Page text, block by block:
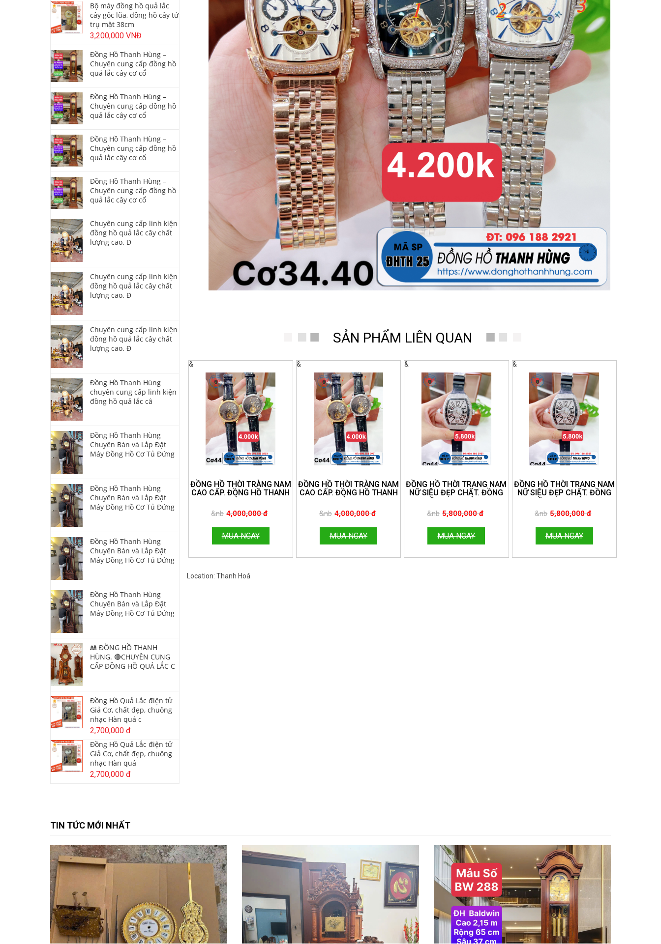
SẢN PHẨM LIÊN QUAN
&
ĐỒNG HỒ THỜI TRÀNG NAM
CAO CẤP. ĐỒNG HỒ THANH
&nb 4,000,000 đ
MUA NGAY
&
ĐỒNG HỒ THỜI TRÀNG NAM
CAO CẤP. ĐỒNG HỒ THANH
&nb 4,000,000 đ
MUA NGAY
&
ĐỒNG HỒ THỜI TRANG NAM
NỮ SIÊU ĐẸP CHẤT. ĐỒNG
HOTLINE:096.188.2921
&nb 5,800,000 đ
MUA NGAY
&
ĐỒNG HỒ THỜI TRANG NAM
NỮ SIÊU ĐẸP CHẤT. ĐỒNG
HOTLINE:096.188.2921
&nb 5,800,000 đ
MUA NGAY
Location: Thanh Hoá
Bộ máy đồng hồ quả lắc
cây gốc lũa, đồng hồ cây tứ
trụ mặt 38cm
3,200,000 VNĐ
Đồng Hồ Thanh Hùng –
Chuyên cung cấp đồng hồ
quả lắc cây cơ cổ
Đồng Hồ Thanh Hùng –
Chuyên cung cấp đồng hồ
quả lắc cây cơ cổ
Đồng Hồ Thanh Hùng –
Chuyên cung cấp đồng hồ
quả lắc cây cơ cổ
Đồng Hồ Thanh Hùng –
Chuyên cung cấp đồng hồ
quả lắc cây cơ cổ
Chuyên cung cấp linh kiện
đồng hồ quả lắc cây chất
lượng cao. Đ
Chuyên cung cấp linh kiện
đồng hồ quả lắc cây chất
lượng cao. Đ
Chuyên cung cấp linh kiện
đồng hồ quả lắc cây chất
lượng cao. Đ
Đồng Hồ Thanh Hùng
chuyên cung cấp linh kiện
đồng hồ quả lắc câ
Đồng Hồ Thanh Hùng
Chuyên Bán và Lắp Đặt
Máy Đồng Hồ Cơ Tủ Đứng
Đồng Hồ Thanh Hùng
Chuyên Bán và Lắp Đặt
Máy Đồng Hồ Cơ Tủ Đứng
Đồng Hồ Thanh Hùng
Chuyên Bán và Lắp Đặt
Máy Đồng Hồ Cơ Tủ Đứng
Đồng Hồ Thanh Hùng
Chuyên Bán và Lắp Đặt
Máy Đồng Hồ Cơ Tủ Đứng
🎎 ĐỒNG HỒ THANH
HÙNG. 🔴CHUYÊN CUNG
CẤP ĐỒNG HỒ QUẢ LẮC C
Đồng Hồ Quả Lắc điện tử
Giả Cơ, chất đẹp, chuông
nhạc Hàn quá c
2,700,000 đ
Đồng Hồ Quả Lắc điện tử
Giả Cơ, chất đẹp, chuông
nhạc Hàn quá
2,700,000 đ
TIN TỨC MỚI NHẤT